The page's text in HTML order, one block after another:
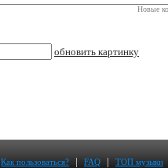
Новые
обновить картинку
Как пользоваться? | FAQ | ТОП музыки